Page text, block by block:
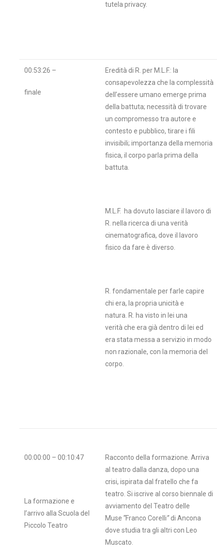
tutela privacy.
00:53:26 –
finale
Eredità di R. per M.L.F.: la
consapevolezza che la complessità
dell’essere umano emerge prima
della battuta; necessità di trovare
un compromesso tra autore e
contesto e pubblico, tirare i fili
invisibili; importanza della memoria
fisica, il corpo parla prima della
battuta.
M.L.F. ha dovuto lasciare il lavoro di
R. nella ricerca di una verità
cinematografica, dove il lavoro
fisico da fare è diverso.
R. fondamentale per farle capire
chi era, la propria unicità e
natura. R. ha visto in lei una
verità che era già dentro di lei ed
era stata messa a servizio in modo
non razionale, con la memoria del
corpo.
00:00:00 – 00:10:47
La formazione e
l’arrivo alla Scuola del
Piccolo Teatro
Racconto della formazione. Arriva
al teatro dalla danza, dopo una
crisi, ispirata dal fratello che fa
teatro. Si iscrive al corso biennale di
avviamento del Teatro delle
Muse “Franco Corelli”di Ancona
dove studia tra gli altri con Leo
Muscato.